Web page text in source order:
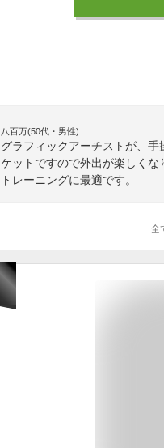
八百万(50代・男性)
グラフィックアーチストが、
ケットですので外出が楽しく
トレーニングに最適です。
全